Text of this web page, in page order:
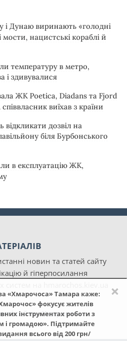
×
«Хмарочоса» Тамара каже:
фокусує жителів
інструментах роботи з
і громадою». Підтримайте
всього від 200 грн/
і Дунаю виринають «голодні
нацистські кораблі й
температуру в метро,
і здивувалися
ЖК Poetica, Diadans та Fjord
виїхав з країни
дозвіл на
біля Бурбонського
в експлуатацію ЖК,
новин та статей сайту
й гіперпосилання
сайту «Хмарочос»